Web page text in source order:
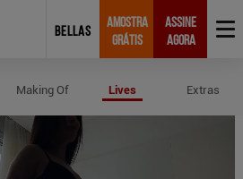
BELLAS
AMOSTRA
GRÁTIS
ASSINE
AGORA
Making Of Lives Extras